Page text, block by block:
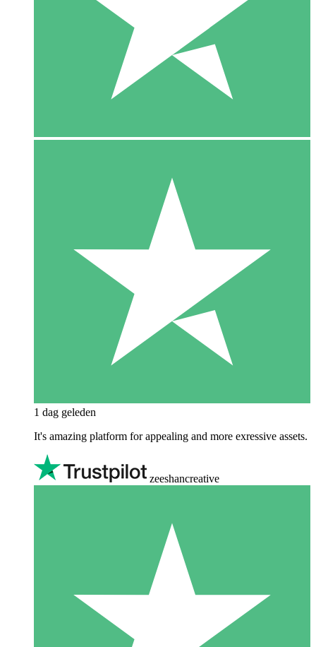
1 dag geleden
It's amazing platform for appealing and more exressive assets.
zeeshancreative